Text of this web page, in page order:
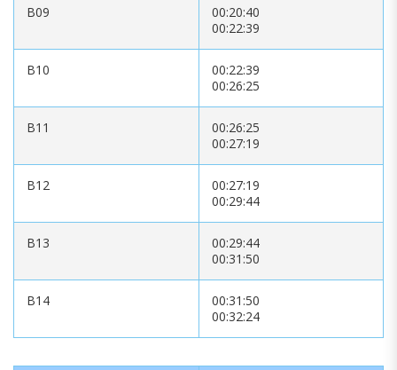
B09
00:20:40
00:22:39
B10
00:22:39
00:26:25
B11
00:26:25
00:27:19
B12
00:27:19
00:29:44
B13
00:29:44
00:31:50
B14
00:31:50
00:32:24